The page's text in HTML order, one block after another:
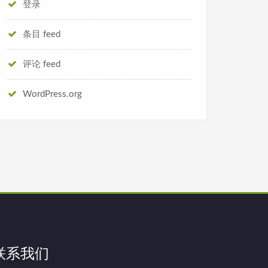
登录
条目 feed
评论 feed
WordPress.org
系我们